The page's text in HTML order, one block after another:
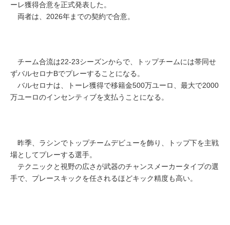
ーレ獲得合意を正式発表した。
両者は、2026年までの契約で合意。
チーム合流は22-23シーズンからで、トップチームには帯同せ
ずバルセロナBでプレーすることになる。
バルセロナは、トーレ獲得で移籍金500万ユーロ、最大で2000
万ユーロのインセンティブを支払うことになる。
昨季、ラシンでトップチームデビューを飾り、トップ下を主戦
場としてプレーする選手。
テクニックと視野の広さが武器のチャンスメーカータイプの選
手で、プレースキックを任されるほどキック精度も高い。